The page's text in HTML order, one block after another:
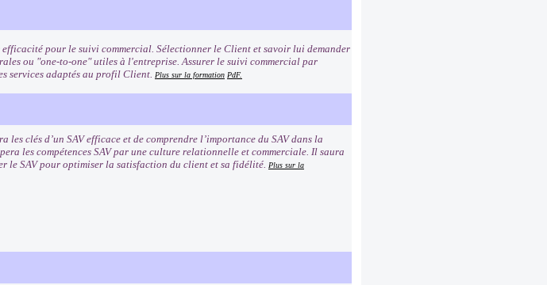
pour le suivi commercial. Sélectionner le Client et savoir lui demander
ou "one-to-one" utiles à l'entreprise. Assurer le suivi commercial par
services adaptés au profil Client. Plus sur la formation PdF.
clés d’un SAV efficace et de comprendre l’importance du SAV dans la
les compétences SAV par une culture relationnelle et commerciale. Il saura
le SAV pour optimiser la satisfaction du client et sa fidélité. Plus sur la